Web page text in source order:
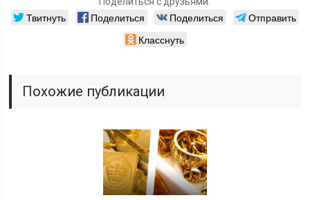
Твитнуть Поделиться Поделиться
Отправить
Класснуть
Похожие публикации